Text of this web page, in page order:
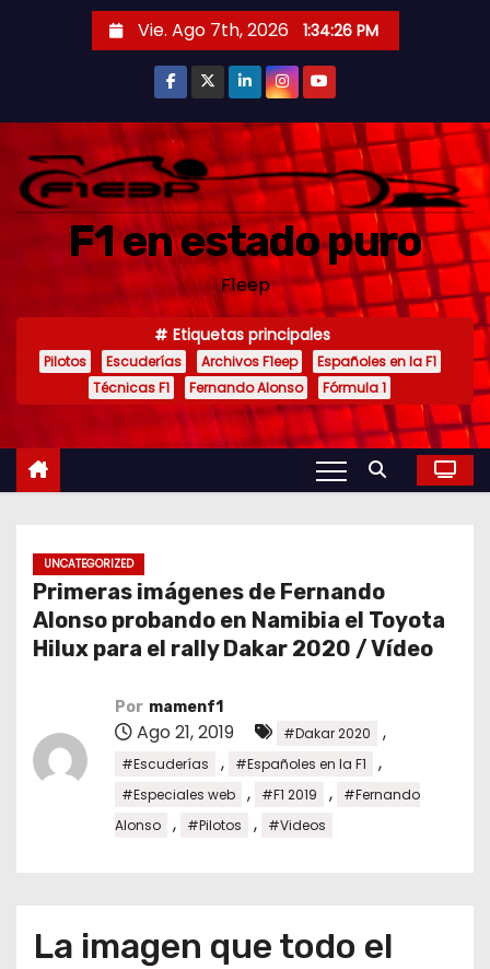
i
Vie. Ago 7th, 2026 1:34:27 PM
F1 en estado puro
F1eep
Etiquetas principales
Pilotos Escuderías Archivos F1eep
Españoles en la F1
Técnicas F1
Fernando Alonso Fórmula 1
UNCATEGORIZED
Primeras imágenes de Fernando
Alonso probando en Namibia el Toyota
Hilux para el rally Dakar 2020 / Vídeo
Por mamenf1
Ago 21, 2019 #Dakar 2020 ,
#Escuderías , #Españoles en la F1 ,
#Especiales web , #F1 2019 ,
#Fernando
Alonso
, #Pilotos , #Videos
La imagen que todo el